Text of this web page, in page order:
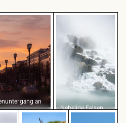
Sonnenuntergang an der
an
Nebelige Felsen
Nebelige Felsen
am Niagarafälle,
Kraftvolles
in Winterlandschaft
Verkohlte Baumäste vor
Mönchsittich